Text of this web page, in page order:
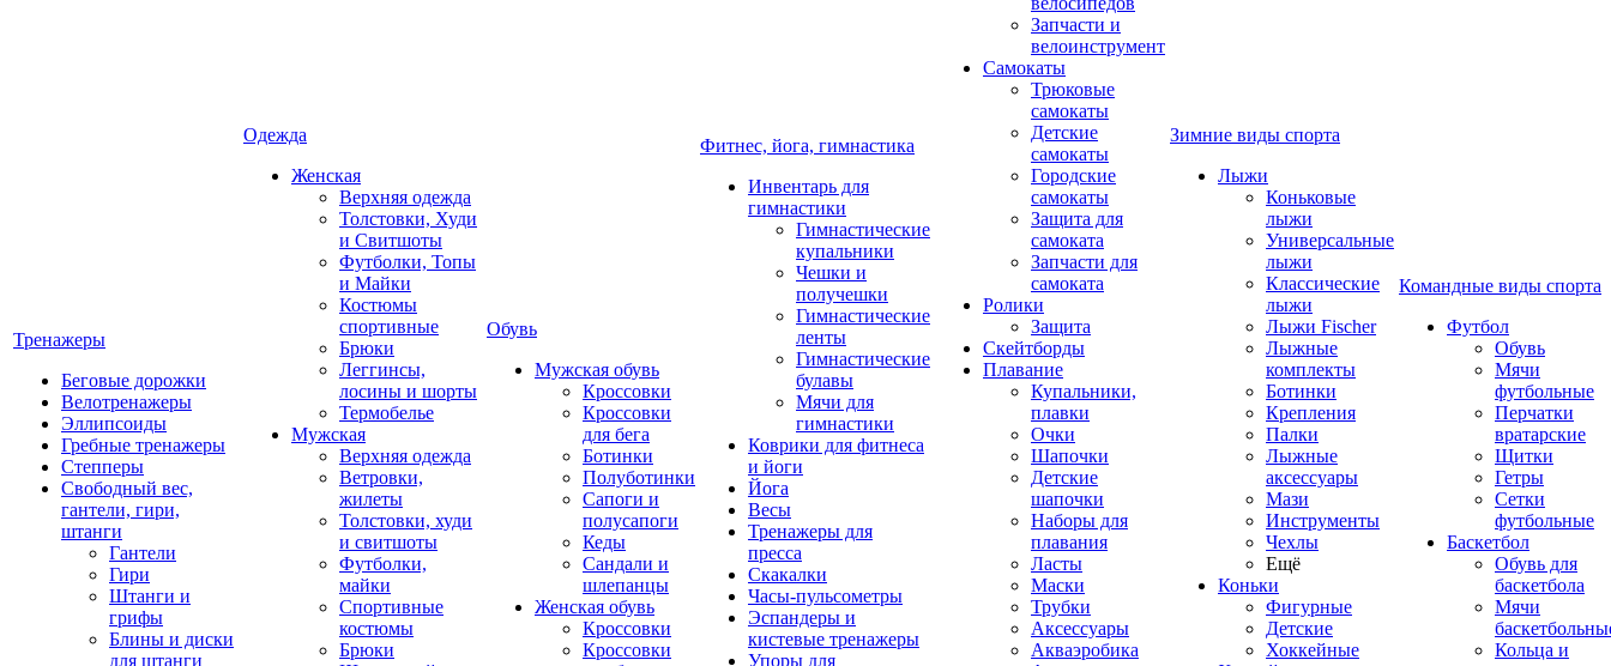
Тренажеры
Беговые дорожки
Велотренажеры
Эллипсоиды
Гребные тренажеры
Степперы
Свободный вес,
гантели, гири,
штанги
Гантели
Гири
Штанги и
грифы
Блины и диски
для штанги
Одежда
Женская
Верхняя одежда
Толстовки, Худи
и Свитшоты
Футболки, Топы
и Майки
Костюмы
спортивные
Брюки
Леггинсы,
лосины и шорты
Термобелье
Мужская
Верхняя одежда
Ветровки,
жилеты
Толстовки, худи
и свитшоты
Футболки,
майки
Спортивные
костюмы
Брюки
Обувь
Мужская обувь
Кроссовки
Кроссовки
для бега
Ботинки
Полуботинки
Сапоги и
полусапоги
Кеды
Сандали и
шлепанцы
Женская обувь
Кроссовки
Кроссовки
Фитнес, йога, гимнастика
Инвентарь для
гимнастики
Гимнастические
купальники
Чешки и
получешки
Гимнастические
ленты
Гимнастические
булавы
Мячи для
гимнастики
Коврики для фитнеса
и йоги
Йога
Весы
Тренажеры для
пресса
Скакалки
Часы-пульсометры
Эспандеры и
кистевые тренажеры
Упоры для
Запчасти и
велоинструмент
Самокаты
Трюковые
самокаты
Детские
самокаты
Городские
самокаты
Защита для
самоката
Запчасти для
самоката
Ролики
Защита
Скейтборды
Плавание
Купальники,
плавки
Очки
Шапочки
Детские
шапочки
Наборы для
плавания
Ласты
Маски
Трубки
Аксессуары
Акваэробика
Зимние виды спорта
Лыжи
Коньковые
лыжи
Универсальные
лыжи
Классические
лыжи
Лыжи Fischer
Лыжные
комплекты
Ботинки
Крепления
Палки
Лыжные
аксессуары
Мази
Инструменты
Чехлы
Ещё
Коньки
Фигурные
Детские
Хоккейные
Командные виды спорта
Футбол
Обувь
Мячи
футбольные
Перчатки
вратарские
Щитки
Гетры
Сетки
футбольные
Баскетбол
Обувь для
баскетбола
Мячи
Кольца и